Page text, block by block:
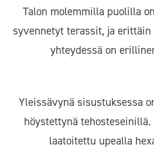
Talon molemmilla puolilla
syvennetyt terassit, ja
yhteydessä on
Yleissävynä sisustuksessa
höystettynä
laatoitettu upealla